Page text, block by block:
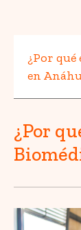
¿Por
en
¿Por